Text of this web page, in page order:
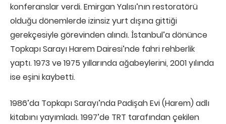
konferanslar verdi. Emirgan Yalısı’nın restoratörü
olduğu dönemlerde izinsiz yurt dışına gittiği
gerekçesiyle görevinden alındı. İstanbul’a dönünce
Topkapı Sarayı Harem Dairesi’nde fahri rehberlik
yaptı. 1973 ve 1975 yıllarında ağabeylerini, 2001 yılında
ise eşini kaybetti.
1986’da Topkapı Sarayı’nda Padişah Evi (Harem) adlı
kitabını yayımladı. 1997’de TRT tarafından çekilen